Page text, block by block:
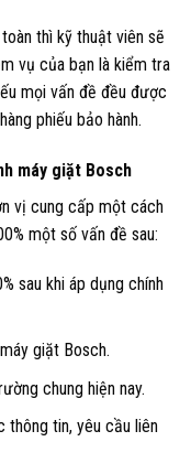
thì kỹ thuật viên sẽ
vụ của bạn là kiểm tra
mọi vấn đề đều được
phiếu bảo hành.
máy giặt Bosch
vị cung cấp một cách
một số vấn đề sau:
sau khi áp dụng chính
giặt Bosch.
chung hiện nay.
thông tin, yêu cầu liên